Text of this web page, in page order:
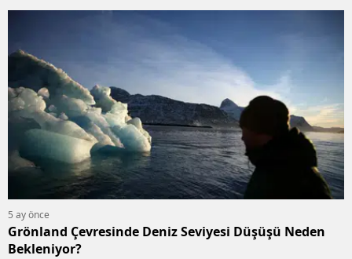
5 ay önce
Grönland Çevresinde Deniz Seviyesi Düşüşü Neden
Bekleniyor?